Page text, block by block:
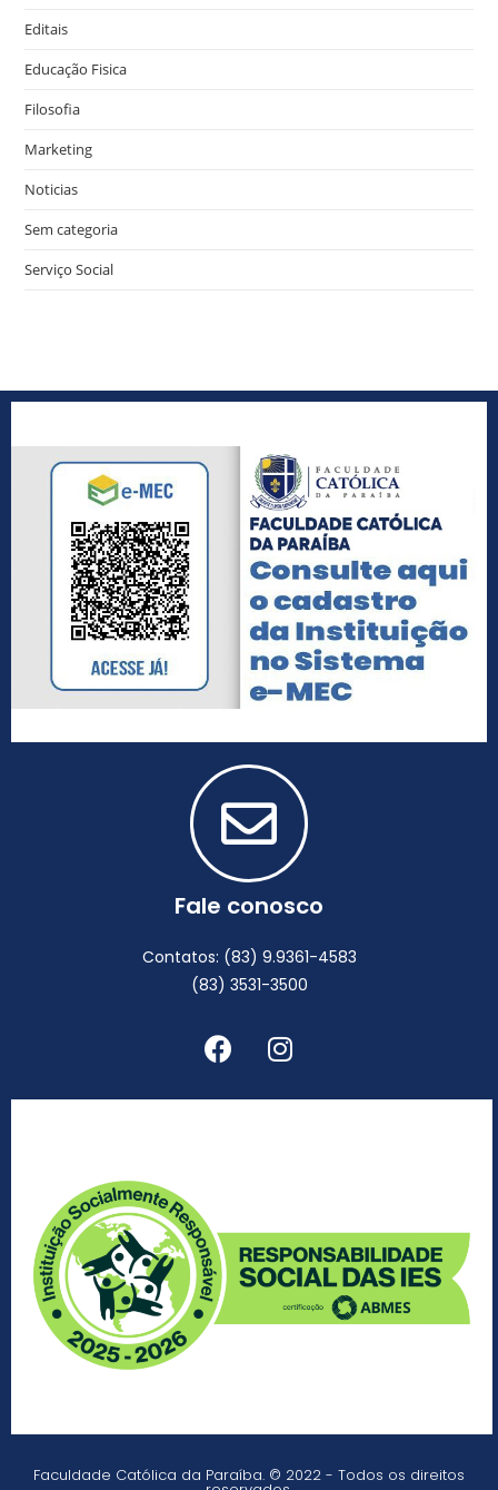
Editais
Educação Fisica
Filosofia
Marketing
Noticias
Sem categoria
Serviço Social
Fale conosco
Contatos: (83) 9.9361-4583
(83) 3531-3500
Faculdade Católica da Paraíba. © 2022 - Todos os direitos